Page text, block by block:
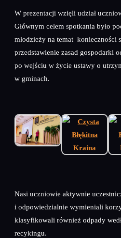
W prezentacji wzięli udział
Głównym celem spotkania było
młodzieży na temat konieczności
przedstawienie zasad gospodarki
po wejściu w życie ustawy o
w gminach.
Nasi uczniowie aktywnie
i odpowiedzialnie wymieniali
klasyfikowali również odpady
recykingu.